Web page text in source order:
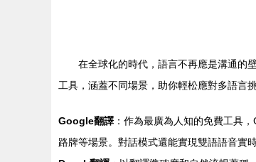
在全球化的時代，語言不再應是溝通的
工具，涵蓋不同場景，助你輕松應對多語言挑
Google翻譯 ：作為最廣為人知的免費工具
路牌等場景。對話模式還能實現雙語語音實